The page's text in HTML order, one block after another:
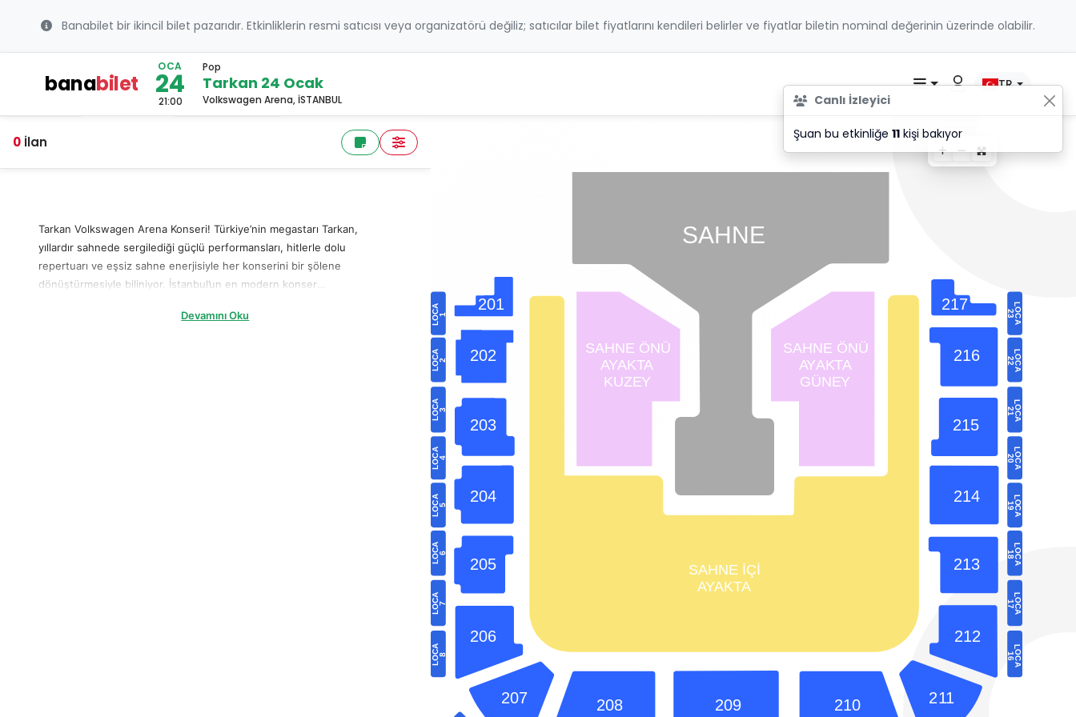
Banabilet bir ikincil bilet pazarıdır. Etkinliklerin resmi satıcısı veya organizatörü değiliz; satıcılar bilet fiyatlarını kendileri belirler ve fiyatlar biletin nominal değerinin üzerinde olabilir.
banabilet
OCA
24
21:00
Pop
Tarkan 24 Ocak
Volkswagen Arena, İSTANBUL
TR
0 İlan
Tarkan Volkswagen Arena Konseri! Türkiye’nin megastarı Tarkan,
yıllardır sahnede sergilediği güçlü performansları, hitlerle dolu
repertuarı ve eşsiz sahne enerjisiyle her konserini bir şölene
dönüştürmesiyle biliniyor. İstanbul’un en modern konser
Tarkan Volkswagen Arena İstanbul konseri, müzikseverler tarafından
Devamını Oku
SAHNE
SAHNE ÖNÜ
AYAKTA
KUZEY
201 217
202 216
203 215
204 214
205 213
206 212
207 208 209 210 211
SAHNE İÇİ
AYAKTA
SAHNE ÖNÜ
AYAKTA
GÜNEY
LOC
A
1
LOC
A
2
LOC
A
3
LOC
A
4
LOC
A
5
LOC
A
6
LOC
A
7
LOC
A
8 LOC
A
16
LOC
A
17
LOC
A
18
LOC
A
19
LOC
A
20
LOC
A
21
LOC
A
22
LOC
A
23
Canlı İzleyici
Şuan bu etkinliğe 11 kişi bakıyor